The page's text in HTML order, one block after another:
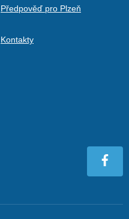
Předpověď pro Plzeň
Kontakty